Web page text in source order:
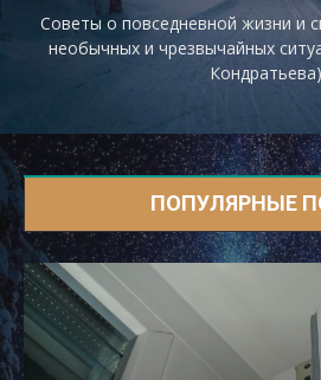
Советы о повседневной жизни и
необычных и чрезвычайных
Кондратьева)
ПОПУЛЯРНЫЕ